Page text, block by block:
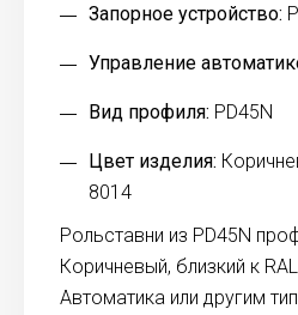
Запорное устройство:
Управление
Вид профиля: PD45N
Цвет изделия:
8014
Рольставни из PD45N
Коричневый, близкий к
Автоматика или другим